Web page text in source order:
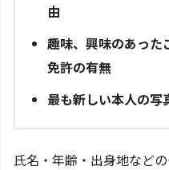
由
趣味、興味のあった
免許の有無
最も新しい本人の写
氏名・年齢・出身地など